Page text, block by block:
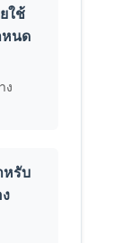
ใช้
หนด
ง
หรับ